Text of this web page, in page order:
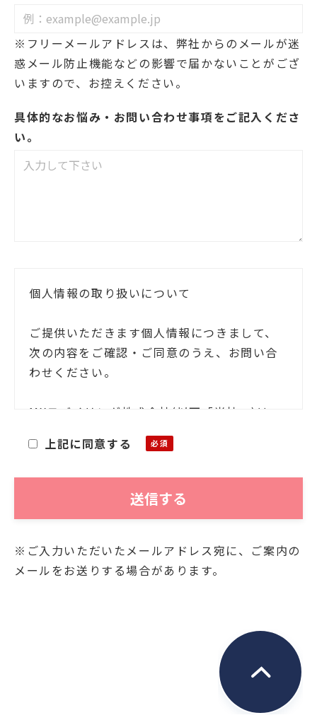
※フリーメールアドレスは、弊社からのメールが迷
惑メール防止機能などの影響で届かないことがござ
いますので、お控えください。
具体的なお悩み・お問い合わせ事項をご記入くださ
い。
個人情報の取り扱いについて
ご提供いただきます個人情報につきまして、
次の内容をご確認・ご同意のうえ、お問い合
わせください。
MXモバイリング株式会社(以下「当社」)は、
お客様ご本人の氏名・住所等の個人情報(以下
「個人情報」)をご提供いただくにあたり、そ
ないことを次の通りお知らせいたします。
お客様よりご提供いただきました個人情報
は、当社において、次の目的にのみ利用させ
・資料発送およびこれに付随する連絡のため
・お問合せに対するご回答の送付のため
上記に同意する
※ご入力いただいたメールアドレス宛に、ご案内の
メールをお送りする場合があります。